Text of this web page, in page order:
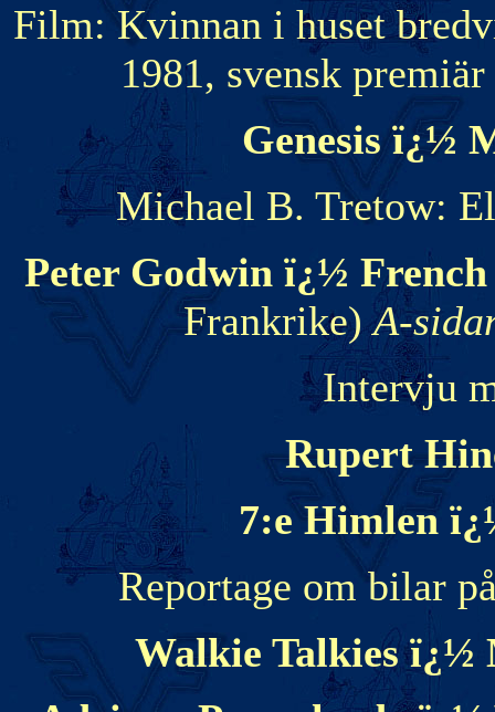
Film: Kvinnan i huset
1981, svensk
Genesis ï¿½
Michael B. Tretow:
Peter Godwin ï¿½
Frankrike)A-
Intervju
Rupert
7:e Himlen
Reportage om bilar
Walkie Talkies ï¿½